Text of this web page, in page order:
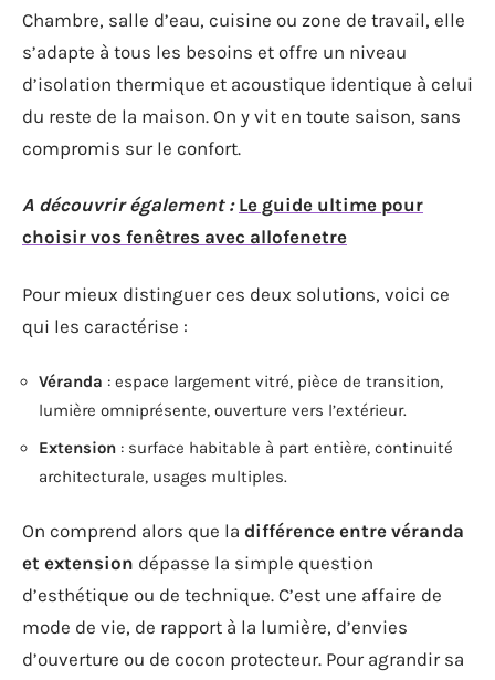
Chambre, salle d’eau, cuisine ou zone de travail, elle
s’adapte à tous les besoins et offre un niveau
d’isolation thermique et acoustique identique à celui
du reste de la maison. On y vit en toute saison, sans
compromis sur le confort.
A découvrir également : Le guide ultime pour
choisir vos fenêtres avec allofenetre
Pour mieux distinguer ces deux solutions, voici ce
qui les caractérise :
Véranda : espace largement vitré, pièce de transition,
lumière omniprésente, ouverture vers l’extérieur.
Extension : surface habitable à part entière, continuité
architecturale, usages multiples.
On comprend alors que la différence entre véranda
et extension dépasse la simple question
d’esthétique ou de technique. C’est une affaire de
mode de vie, de rapport à la lumière, d’envies
d’ouverture ou de cocon protecteur. Pour agrandir sa